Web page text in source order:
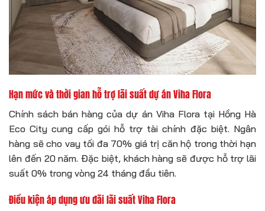
Hạn mức và thời gian hỗ trợ lãi suất dự án Viha Flora
Chính sách bán hàng của dự án Viha Flora tại Hồng Hà
Eco City cung cấp gói hỗ trợ tài chính đặc biệt. Ngân
hàng sẽ cho vay tối đa 70% giá trị căn hộ trong thời hạn
lên đến 20 năm. Đặc biệt, khách hàng sẽ được hỗ trợ lãi
suất 0% trong vòng 24 tháng đầu tiên.
Điều kiện áp dụng ưu đãi lãi suất Viha Flora